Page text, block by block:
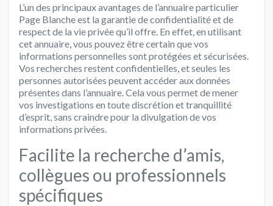
L’un des principaux avantages de l’annuaire particulier
Page Blanche est la garantie de confidentialité et de
respect de la vie privée qu’il offre. En effet, en utilisant
cet annuaire, vous pouvez être certain que vos
informations personnelles sont protégées et sécurisées.
Vos recherches restent confidentielles, et seules les
personnes autorisées peuvent accéder aux données
présentes dans l’annuaire. Cela vous permet de mener
vos investigations en toute discrétion et tranquillité
d’esprit, sans craindre pour la divulgation de vos
informations privées.
Facilite la recherche d’amis,
collègues ou professionnels
spécifiques